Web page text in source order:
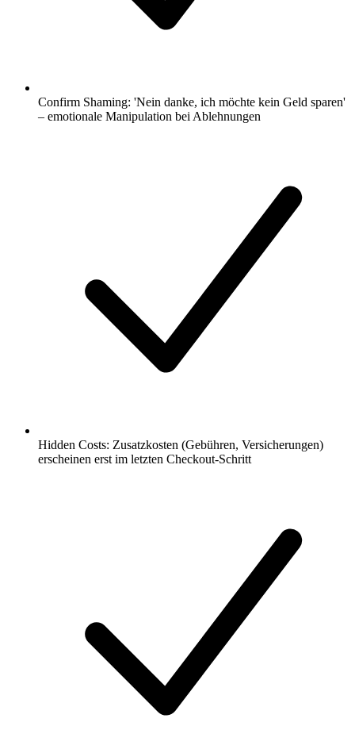
Confirm Shaming: 'Nein danke, ich möchte kein Geld sparen'
– emotionale Manipulation bei Ablehnungen
Hidden Costs: Zusatzkosten (Gebühren, Versicherungen)
erscheinen erst im letzten Checkout-Schritt